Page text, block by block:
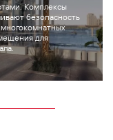
Комплексы
безопасность
для